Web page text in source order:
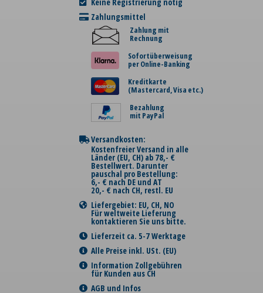
Zahlungsmittel
Zahlung mit
Rechnung
Sofortüberweisung
per Online-Banking
Kreditkarte
(Mastercard, Visa etc.)
Bezahlung
mit PayPal
Versandkosten:
Kostenfreier Versand in alle
Länder (EU, CH) ab 78,- €
Bestellwert. Darunter
pauschal pro Bestellung:
6,- € nach DE und AT
20,- € nach CH, restl. EU
Liefergebiet: EU, CH, NO
Für weltweite Lieferung
kontaktieren Sie uns bitte.
Lieferzeit ca. 5-7 Werktage
Alle Preise inkl. USt. (EU)
Information Zollgebühren
für Kunden aus CH
AGB und Infos